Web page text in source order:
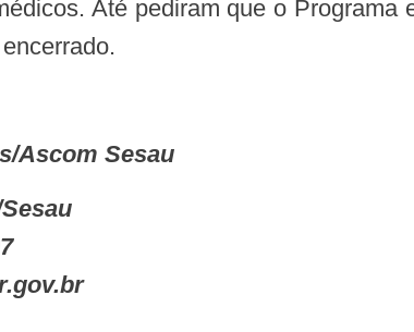
Até pediram que o Programa
Ascom Sesau